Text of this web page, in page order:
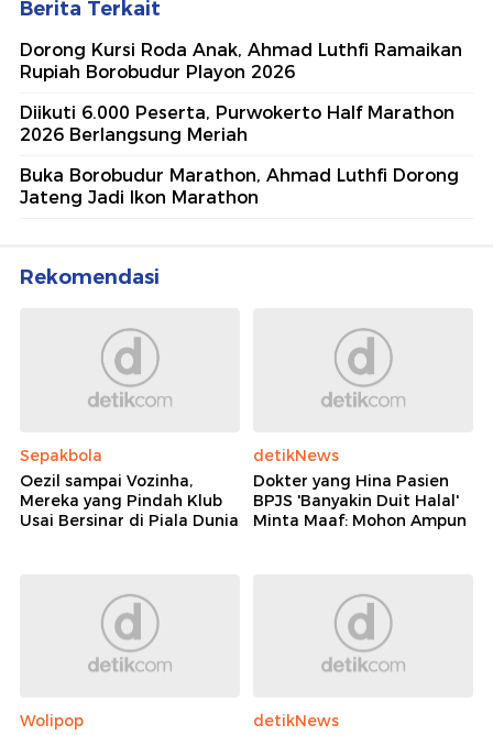
Berita Terkait
Dorong Kursi Roda Anak, Ahmad Luthfi Ramaikan
Rupiah Borobudur Playon 2026
Diikuti 6.000 Peserta, Purwokerto Half Marathon
2026 Berlangsung Meriah
Buka Borobudur Marathon, Ahmad Luthfi Dorong
Jateng Jadi Ikon Marathon
Rekomendasi
Sepakbola
Oezil sampai Vozinha,
Mereka yang Pindah Klub
Usai Bersinar di Piala Dunia
detikNews
Dokter yang Hina Pasien
BPJS 'Banyakin Duit Halal'
Minta Maaf: Mohon Ampun
Wolipop
detikNews